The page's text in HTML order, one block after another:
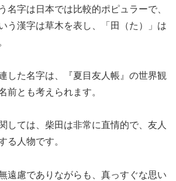
名字は日本では比較的ポピュラーで、
う漢字は草木を表し、「田（た）」は
した名字は、『夏目友人帳』の世界観
前とも考えられます。
しては、柴田は非常に直情的で、友人
る人物です。
遠慮でありながらも、真っすぐな思い